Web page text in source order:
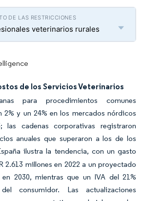
veterinarios rurales
de los Servicios Veterinarios
para procedimientos comunes
2% y un 24% en los mercados nórdicos
las cadenas corporativas registraron
anuales que superaron a los de los
ilustra la tendencia, con un gasto
2.613 millones en 2022 a un proyectado
en 2030, mientras que un IVA del 21%
consumidor. Las actualizaciones